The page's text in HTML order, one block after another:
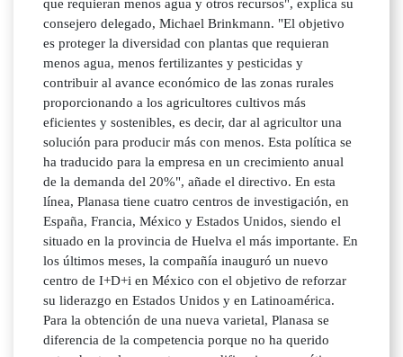
que requieran menos agua y otros recursos", explica su
consejero delegado, Michael Brinkmann. "El objetivo
es proteger la diversidad con plantas que requieran
menos agua, menos fertilizantes y pesticidas y
contribuir al avance económico de las zonas rurales
proporcionando a los agricultores cultivos más
eficientes y sostenibles, es decir, dar al agricultor una
solución para producir más con menos. Esta política se
ha traducido para la empresa en un crecimiento anual
de la demanda del 20%", añade el directivo. En esta
línea, Planasa tiene cuatro centros de investigación, en
España, Francia, México y Estados Unidos, siendo el
situado en la provincia de Huelva el más importante. En
los últimos meses, la compañía inauguró un nuevo
centro de I+D+i en México con el objetivo de reforzar
su liderazgo en Estados Unidos y en Latinoamérica.
Para la obtención de una nueva varietal, Planasa se
diferencia de la competencia porque no ha querido